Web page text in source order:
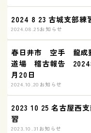
2024 8 23 古城支部練
2024.08.25お知らせ
春日井市 空手 龍成
道場 稽古報告 2024
月20日
2024.10.20 お知らせ
2023 10 25 名古屋西
習
2023.10.31 お知らせ